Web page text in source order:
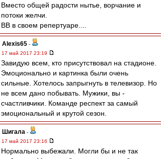
Вместо общей радости нытье, ворчание и
потоки желчи.
ВВ в своем репертуаре....
Alexis65 -
17 май 2017 23:19
Завидую всем, кто присутствовал на стадионе.
Эмоционально и картинка были очень
сильные. Хотелось запрыгнуть в телевизор. Но
не всем дано побывать. Мужики, вы -
счастливчики. Команде респект за самый
эмоциональный и крутой сезон.
Шигала -
17 май 2017 23:16
Нормально выбежали. Могли бы и не так